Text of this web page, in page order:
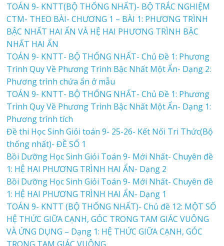
TOÁN 9- KNTT(BỘ THỐNG NHẤT)- BỘ TRẮC NGHIỆM
CTM- THEO BÀI- CHƯƠNG 1 – BÀI 1: PHƯƠNG TRÌNH
BẬC NHẤT HAI ẨN VÀ HỆ HAI PHƯƠNG TRÌNH BẬC
NHẤT HAI ẨN
TOÁN 9- KNTT- BỘ THỐNG NHẤT- Chủ Đề 1: Phương
Trình Quy Về Phương Trình Bậc Nhất Một Ẩn- Dạng 2:
Phương trình chứa ẩn ở mẫu
TOÁN 9- KNTT- BỘ THỐNG NHẤT- Chủ Đề 1: Phương
Trình Quy Về Phương Trình Bậc Nhất Một Ẩn- Dạng 1:
Phương trình tích
Đề thi Học Sinh Giỏi toán 9- 25-26- Kết Nối Tri Thức(Bộ
thống nhất)- ĐỀ SỐ 1
Bồi Dưỡng Học Sinh Giỏi Toán 9- Mới Nhất- Chuyên đề
1: HỆ HAI PHƯƠNG TRÌNH HAI ẨN- Dạng 2
Bồi Dưỡng Học Sinh Giỏi Toán 9- Mới Nhất- Chuyên đề
1: HỆ HAI PHƯƠNG TRÌNH HAI ẨN- Dạng 1
TOÁN 9- KNTT (BỘ THỐNG NHẤT)- Chủ đề 12: MỘT SỐ
HỆ THỨC GIỮA CẠNH, GÓC TRONG TAM GIÁC VUÔNG
VÀ ỨNG DỤNG – Dạng 1: HỆ THỨC GIỮA CẠNH, GÓC